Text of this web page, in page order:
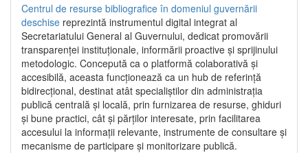
Centrul de resurse bibliografice în domeniul guvernării
deschise reprezintă instrumentul digital integrat al
Secretariatului General al Guvernului, dedicat promovării
transparenței instituționale, informării proactive și sprijinului
metodologic. Concepută ca o platformă colaborativă și
accesibilă, aceasta funcționează ca un hub de referință
bidirecțional, destinat atât specialiștilor din administrația
publică centrală și locală, prin furnizarea de resurse, ghiduri
și bune practici, cât și părților interesate, prin facilitarea
accesului la informații relevante, instrumente de consultare și
mecanisme de participare și monitorizare publică.